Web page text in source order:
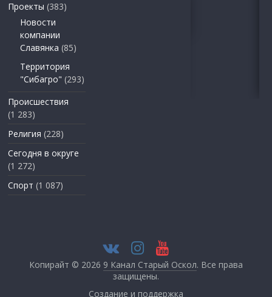
Проекты (383)
Новости
компании
Славянка (85)
Территория
"Сибагро" (293)
Происшествия
(1 283)
Религия (228)
Сегодня в округе
(1 272)
Спорт (1 087)
Копирайт © 2026 9 Канал Старый Оскол. Все права
защищены.
Создание и поддержка